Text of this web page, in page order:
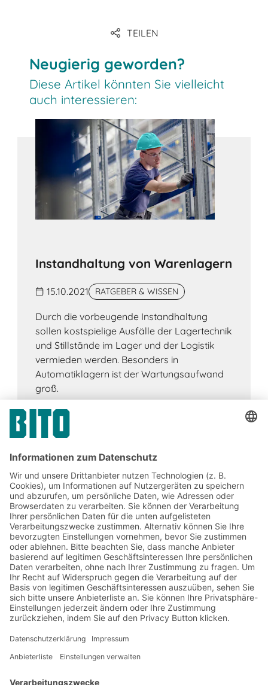
TEILEN
Neugierig geworden?
Diese Artikel könnten Sie vielleicht
auch interessieren:
Instandhaltung von Warenlagern
15.10.2021 RATGEBER & WISSEN
Durch die vorbeugende Instandhaltung
sollen kostspielige Ausfälle der Lagertechnik
und Stillstände im Lager und der Logistik
vermieden werden. Besonders in
Automatiklagern ist der Wartungsaufwand
groß.
Jetzt beim BITO Newsletter
anmelden:
Lager- & Logistiknews
Exklusive Rabatte
Neuheiten
Newsletter abonnieren
Lösungen